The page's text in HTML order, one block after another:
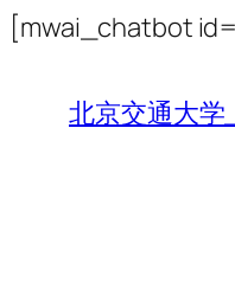
[mwai_chatbot
北京交通大